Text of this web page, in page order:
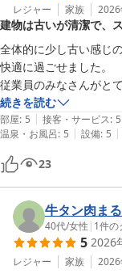
レジャー 家族 2026
建物は古いが清潔で、
全体的に少し古い感じ
快適に過ごせました。
従業員のみなさんがと
たちは笑顔で気持ちの
朝食にお豆腐がなかっ
続きを読む
部屋: 5 | 接客・サービス: 5
温泉・お風呂: 5 | 設備: 5 |
23
牛タン肉まる
40代/女性 | 1件の
5 2026
レジャー 家族 2026